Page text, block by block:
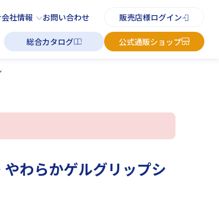
会社情報 お問い合わせ 販売店様ログイン
総合カタログ 公式通販ショップ
チラシ よくあるご質問 お知らせ お問い合わせ
わらかゲルグリップシ